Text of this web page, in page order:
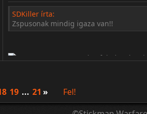
SDKiller írta:
Zspusonak mindig igaza van!!
19 ... 21 »
Fel!